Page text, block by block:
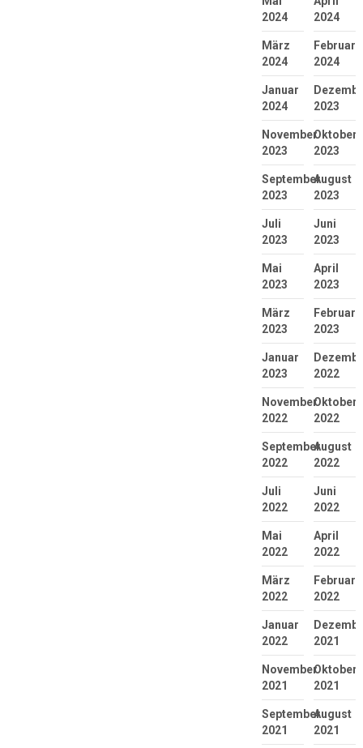
2024
2024
März
2024
Februar
2024
Januar
2024
2023
November
2023
Oktober
2023
September
2023
August
2023
Juli
2023
Juni
2023
Mai
2023
April
2023
März
2023
Februar
2023
Januar
2023
2022
November
2022
Oktober
2022
September
2022
August
2022
Juli
2022
Juni
2022
Mai
2022
April
2022
März
2022
Februar
2022
Januar
2022
2021
November
2021
Oktober
2021
September
2021
August
2021